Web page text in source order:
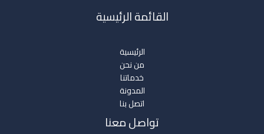
القائمة الرئيسية
الرئيسية
من نحن
خدماتنا
المدونة
اتصل بنا
تواصل معنا